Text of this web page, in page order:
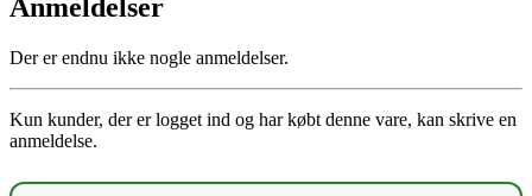
Anmeldelser
Der er endnu ikke nogle anmeldelser.
Kun kunder, der er logget ind og har købt denne vare, kan skrive en
anmeldelse.